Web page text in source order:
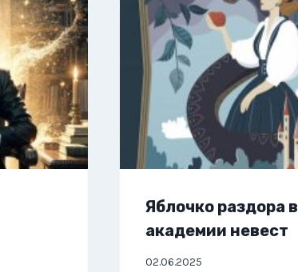
Яблочко раздора в
академии невест
02.06.2025